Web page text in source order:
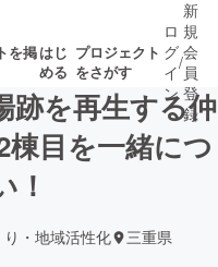
を掲はじ
める
プロジェクト
をさがす
集終了が近いプ
ロ
グ
イ
ン
/
新
規
会
員
登
録
跡を再生する仲
目を一緒につ
！
り・地域活性化 三重県